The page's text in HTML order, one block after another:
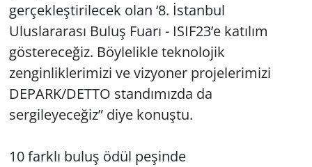
gerçekleştirilecek olan ‘8. İstanbul
Uluslararası Buluş Fuarı - ISIF23’e katılım
göstereceğiz. Böylelikle teknolojik
zenginliklerimizi ve vizyoner projelerimizi
DEPARK/DETTO standımızda da
sergileyeceğiz” diye konuştu.
10 farklı buluş ödül peşinde